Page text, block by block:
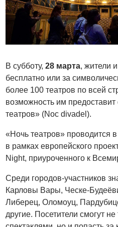
В субботу,28 марта, жители
бесплатно или за
более 100 театров по всей
возможность им
театров» (Noc divadel).
«Ночь театров» проводится
в рамках европейского
Night, приуроченного к
Среди городов-участников
Карловы Вары, Ческе-
Либерец, Оломоуц,
другие. Посетители смогут